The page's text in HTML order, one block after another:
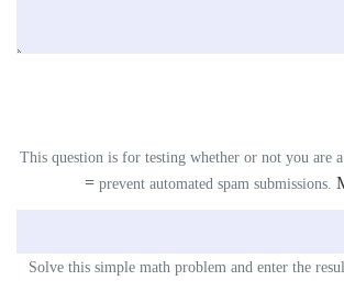
This question is for testing whether or not you are
prevent automated spam submissions.
Solve this simple math problem and enter the